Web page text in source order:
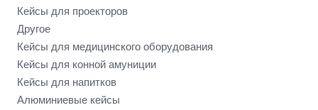
Кейсы для проекторов
Другое
Кейсы для медицинского оборудования
Кейсы для конной амуниции
Кейсы для напитков
Алюминиевые кейсы